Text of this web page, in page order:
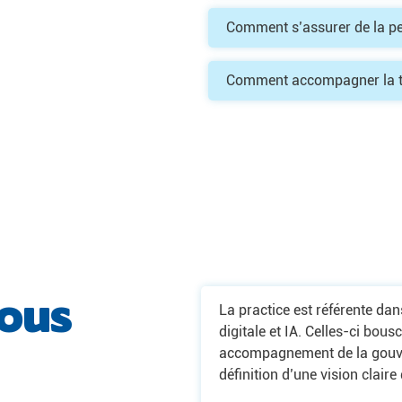
Comment s’assurer de la
Comment accompagner la
La practice est référente
digitale et IA. Celles-ci
accompagnement de la
définition d’une vision